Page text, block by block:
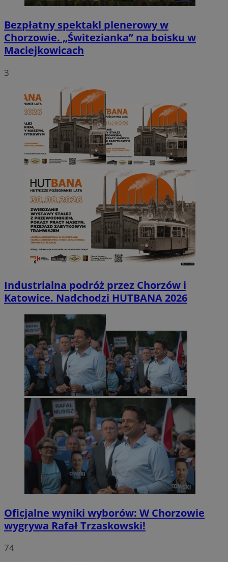
Bezpłatny spektakl plenerowy w
Chorzowie. „Świtezianka” na boisku w
Maciejkowicach
3
Industrialna podróż przez Chorzów i
Katowice. Nadchodzi HUTBANA 2026
Oficjalne wyniki wyborów: W Chorzowie
wygrywa Rafał Trzaskowski!
74